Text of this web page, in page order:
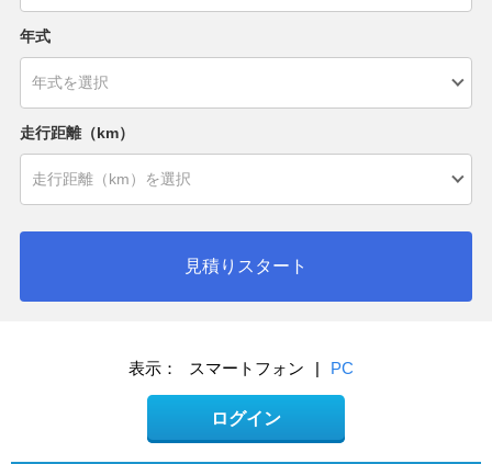
年式
走行距離（km）
見積りスタート
表示： スマートフォン | PC
ログイン